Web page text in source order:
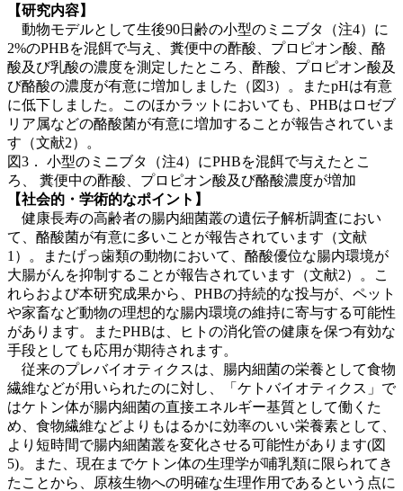
【研究内容】
動物モデルとして生後90日齢の小型のミニブタ（注4）に
2%のPHBを混餌で与え、糞便中の酢酸、プロピオン酸、酪
酸及び乳酸の濃度を測定したところ、酢酸、プロピオン酸及
び酪酸の濃度が有意に増加しました（図3）。またpHは有意
に低下しました。このほかラットにおいても、PHBはロゼブ
リア属などの酪酸菌が有意に増加することが報告されていま
す（文献2）。
図3． 小型のミニブタ（注4）にPHBを混餌で与えたとこ
ろ、 糞便中の酢酸、プロピオン酸及び酪酸濃度が増加
【社会的・学術的なポイント】
健康長寿の高齢者の腸内細菌叢の遺伝子解析調査におい
て、酪酸菌が有意に多いことが報告されています（文献
1）。またげっ歯類の動物において、酪酸優位な腸内環境が
大腸がんを抑制することが報告されています（文献2）。こ
れらおよび本研究成果から、PHBの持続的な投与が、ペット
や家畜など動物の理想的な腸内環境の維持に寄与する可能性
があります。またPHBは、ヒトの消化管の健康を保つ有効な
手段としても応用が期待されます。
従来のプレバイオティクスは、腸内細菌の栄養として食物
繊維などが用いられたのに対し、「ケトバイオティクス」で
はケトン体が腸内細菌の直接エネルギー基質として働くた
め、食物繊維などよりもはるかに効率のいい栄養素として、
より短時間で腸内細菌叢を変化させる可能性があります(図
5)。また、現在までケトン体の生理学が哺乳類に限られてき
たことから、原核生物への明確な生理作用であるという点に